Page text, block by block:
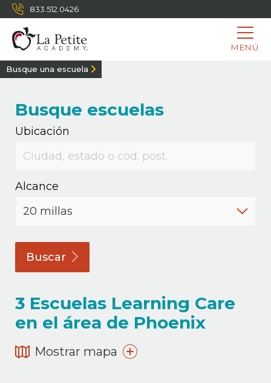
833.512.0426
MENÚ
Busque una escuela
Busque escuelas
Ubicación
Alcance
Buscar
3 Escuelas Learning Care
en el área de Phoenix
Mostrar mapa